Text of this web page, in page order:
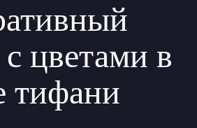
цветами в
тифани